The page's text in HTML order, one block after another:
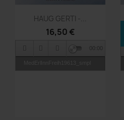
 Vorschau
HAUG GERTI -...
16,50 €
MedErlInnFreih19613_smpl
00:00